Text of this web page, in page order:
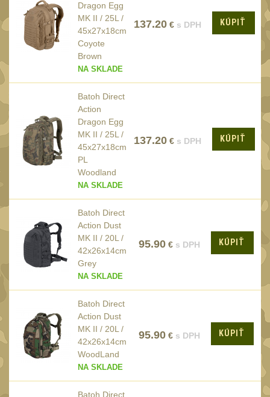
Lovecké svítilny 1
Policejní svítilny
Vyhledávací svítilny
Čelové svetlá -
Svítilny pro
AA/AAA/14500 Li-Ion
baterie 2
Svítilny pro 18650
Svítilny pro
CR123A/16340 Li-Ion
baterie 3
Kapesní svítilny4
Svietidlá s magnetom
Potápačské svietidlá
Laserové značkovače
Nabíjačky
Adaptér pro nabíječku
Akumulátory a baterie7
Dragon Egg
MK II / 25L /
45x27x18cm
Coyote
Brown
NA SKLADE
137.20 € s DPH KÚPIŤ
Batoh Direct
Action
Dragon Egg
MK II / 25L /
45x27x18cm
PL
Woodland
NA SKLADE
137.20 € s DPH KÚPIŤ
Batoh Direct
Action Dust
MK II / 20L /
42x26x14cm
Grey
NA SKLADE
95.90 € s DPH KÚPIŤ
Batoh Direct
Action Dust
MK II / 20L /
42x26x14cm
WoodLand
NA SKLADE
95.90 € s DPH KÚPIŤ
Batoh Direct